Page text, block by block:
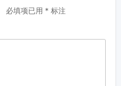
必填项已用 * 标注